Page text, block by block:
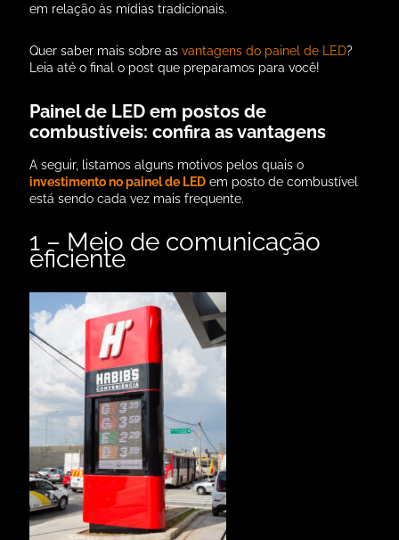
em relação às mídias tradicionais.
Quer saber mais sobre asvantagens do painel de LED?
Leia até o final o post que preparamos para você!
Painel de LED em postos de
combustíveis: confira as vantagens
A seguir, listamos alguns motivos pelos quais o
investimento no painel de LED em posto de combustível
está sendo cada vez mais frequente.
1 – Meio de comunicação
eficiente